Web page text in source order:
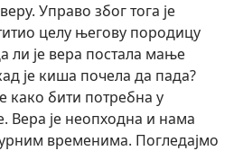
Управо због тога је
целу његову породицу
ли је вера постала мање
је киша почела да пада?
како бити потребна у
Вера је неопходна и нама
временима. Погледајмо